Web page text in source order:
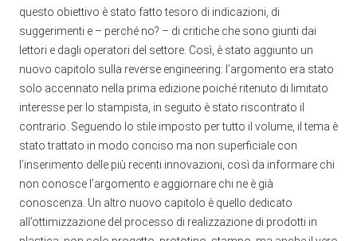
questo obiettivo è stato fatto tesoro di indicazioni, di
suggerimenti e – perché no? – di critiche che sono giunti dai
lettori e dagli operatori del settore. Così, è stato aggiunto un
nuovo capitolo sulla reverse engineering: l’argomento era stato
solo accennato nella prima edizione poiché ritenuto di limitato
interesse per lo stampista, in seguito è stato riscontrato il
contrario. Seguendo lo stile imposto per tutto il volume, il tema è
stato trattato in modo conciso ma non superficiale con
l’inserimento delle più recenti innovazioni, così da informare chi
non conosce l’argomento e aggiornare chi ne è già
conoscenza. Un altro nuovo capitolo è quello dedicato
all’ottimizzazione del processo di realizzazione di prodotti in